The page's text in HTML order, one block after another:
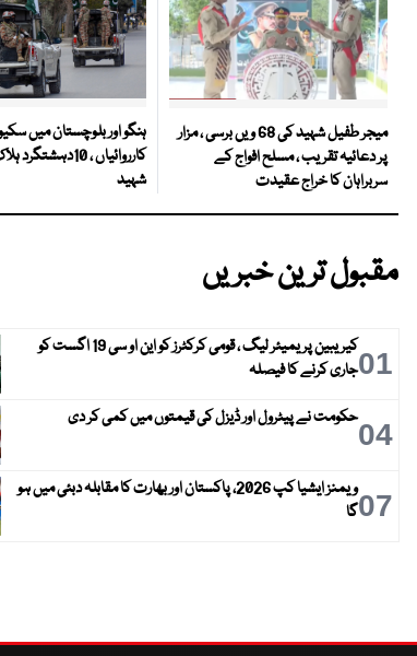
میجر طفیل شہید کی 68 ویں برسی ، مزار
پر دعائیہ تقریب ، مسلح افواج کے
سربراہان کا خراج عقیدت
ہنگو اور بلوچستان میں
کارروائیاں ،
شہید
مقبول ترین خبریں
01
کیریبین پریمیئر لیگ ، قومی کرکٹرز کو این او سی 19 اگست کو
جاری کرنے کا فیصلہ
04حکومت نے پیٹرول اور ڈیزل کی قیمتوں میں کمی کر دی
07
ویمنز ایشیا کپ 2026، پاکستان اور بھارت کا مقابلہ دبئی میں ہو
گا